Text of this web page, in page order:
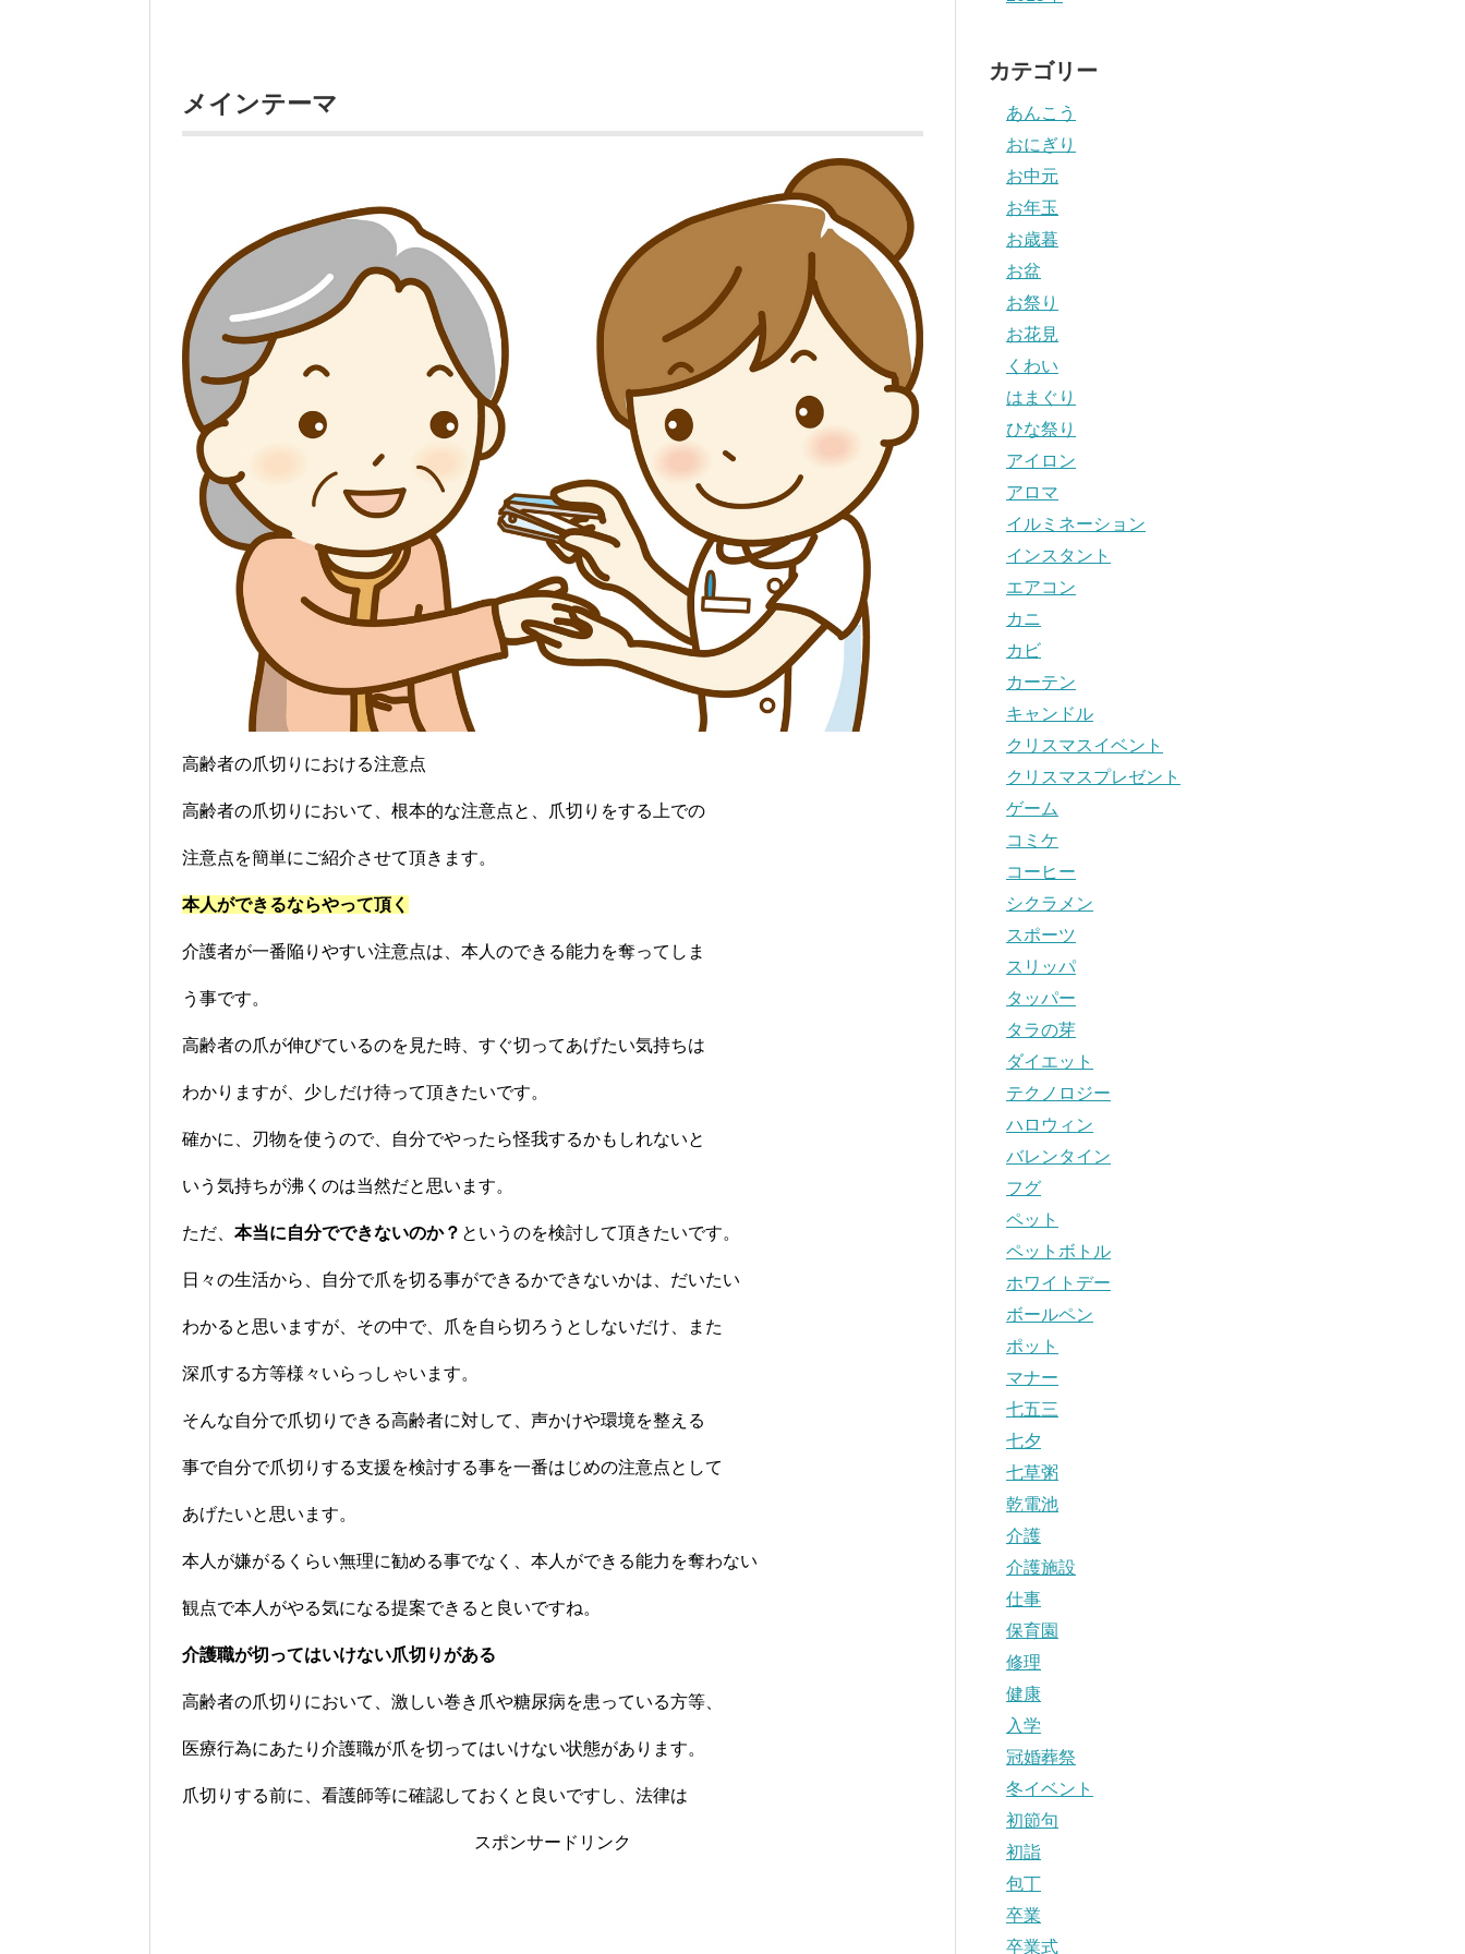
メインテーマ
高齢者の爪切りにおける注意点
高齢者の爪切りにおいて、根本的な注意点と、爪切りをする上での
注意点を簡単にご紹介させて頂きます。
本人ができるならやって頂く
介護者が一番陥りやすい注意点は、本人のできる能力を奪ってしま
う事です。
高齢者の爪が伸びているのを見た時、すぐ切ってあげたい気持ちは
わかりますが、少しだけ待って頂きたいです。
確かに、刃物を使うので、自分でやったら怪我するかもしれないと
いう気持ちが沸くのは当然だと思います。
ただ、 本当に自分でできないのか？ というのを検討して頂きたいです。
日々の生活から、自分で爪を切る事ができるかできないかは、だいたい
わかると思いますが、その中で、爪を自ら切ろうとしないだけ、また
深爪する方等様々いらっしゃいます。
そんな自分で爪切りできる高齢者に対して、声かけや環境を整える
事で自分で爪切りする支援を検討する事を一番はじめの注意点として
あげたいと思います。
本人が嫌がるくらい無理に勧める事でなく、本人ができる能力を奪わない
観点で本人がやる気になる提案できると良いですね。
介護職が切ってはいけない爪切りがある
高齢者の爪切りにおいて、激しい巻き爪や糖尿病を患っている方等、
医療行為にあたり介護職が爪を切ってはいけない状態があります。
爪切りする前に、看護師等に確認しておくと良いですし、法律は
スポンサードリンク
カテゴリー
あんこう
おにぎり
お中元
お年玉
お歳暮
お盆
お祭り
お花見
くわい
はまぐり
ひな祭り
アイロン
アロマ
イルミネーション
インスタント
エアコン
カニ
カビ
カーテン
キャンドル
クリスマスイベント
クリスマスプレゼント
ゲーム
コミケ
コーヒー
シクラメン
スポーツ
スリッパ
タッパー
タラの芽
ダイエット
テクノロジー
ハロウィン
バレンタイン
フグ
ペット
ペットボトル
ホワイトデー
ボールペン
ポット
マナー
七五三
七夕
七草粥
乾電池
介護
介護施設
仕事
保育園
修理
健康
入学
冠婚葬祭
冬イベント
初節句
初詣
包丁
卒業
卒業式